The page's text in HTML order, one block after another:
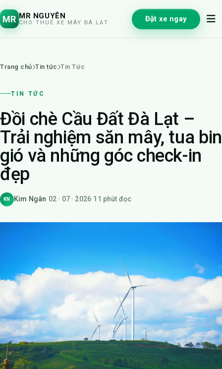
MR MR NGUYÊN
CHO THUÊ XE MÁY ĐÀ LẠT Đặt xe ngay
Trang chủ Tin tức Tin Tức
TIN TỨC
Đồi chè Cầu Đất Đà Lạt –
Trải nghiệm săn mây, tua bin
gió và những góc check-in
đẹp
KN Kim Ngân·02 · 07 · 2026·11 phút đọc